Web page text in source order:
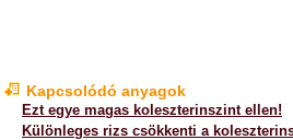
Kapcsolódó anyagok
Ezt egye magas koleszterinszint ellen!
Különleges rizs csökkenti a